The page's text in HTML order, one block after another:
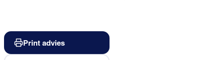
Print advies